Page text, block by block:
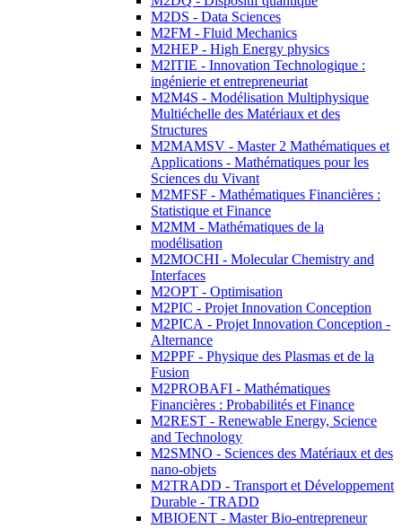
M2DS - Data Sciences
M2FM - Fluid Mechanics
M2HEP - High Energy physics
M2ITIE - Innovation Technologique :
ingénierie et entrepreneuriat
M2M4S - Modélisation Multiphysique
Multiéchelle des Matériaux et des
Structures
M2MAMSV - Master 2 Mathématiques et
Applications - Mathématiques pour les
Sciences du Vivant
M2MFSF - Mathématiques Financières :
Statistique et Finance
M2MM - Mathématiques de la
modélisation
M2MOCHI - Molecular Chemistry and
Interfaces
M2OPT - Optimisation
M2PIC - Projet Innovation Conception
M2PICA - Projet Innovation Conception -
Alternance
M2PPF - Physique des Plasmas et de la
Fusion
M2PROBAFI - Mathématiques
Financières : Probabilités et Finance
M2REST - Renewable Energy, Science
and Technology
M2SMNO - Sciences des Matériaux et des
nano-objets
M2TRADD - Transport et Développement
Durable - TRADD
MBIOENT - Master Bio-entrepreneur